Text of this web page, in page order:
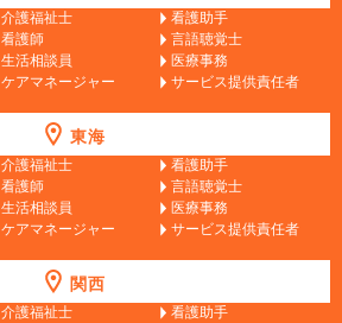
介護福祉士
看護助手
看護師
言語聴覚士
生活相談員
医療事務
ケアマネージャー サービス提供責任者
東海
介護福祉士
看護助手
看護師
言語聴覚士
生活相談員
医療事務
ケアマネージャー サービス提供責任者
関西
介護福祉士
看護助手